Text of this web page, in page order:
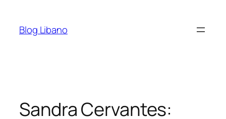
Blog Libano
Sandra Cervantes: